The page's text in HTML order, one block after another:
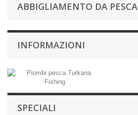
ABBIGLIAMENTO DA PESCA
INFORMAZIONI
SPECIALI